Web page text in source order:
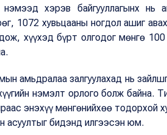
хэрэв байгууллагынх нь
1072 хувьцааны ногдол ашиг
хүүхэд бүрт олгодог мөнгө
амьдралаа залгуулахад нь
нэмэлт орлого болж байна.
энэхүү мөнгөнийхөө тодорхой
асуултыг бидэнд илгээсэн юм.